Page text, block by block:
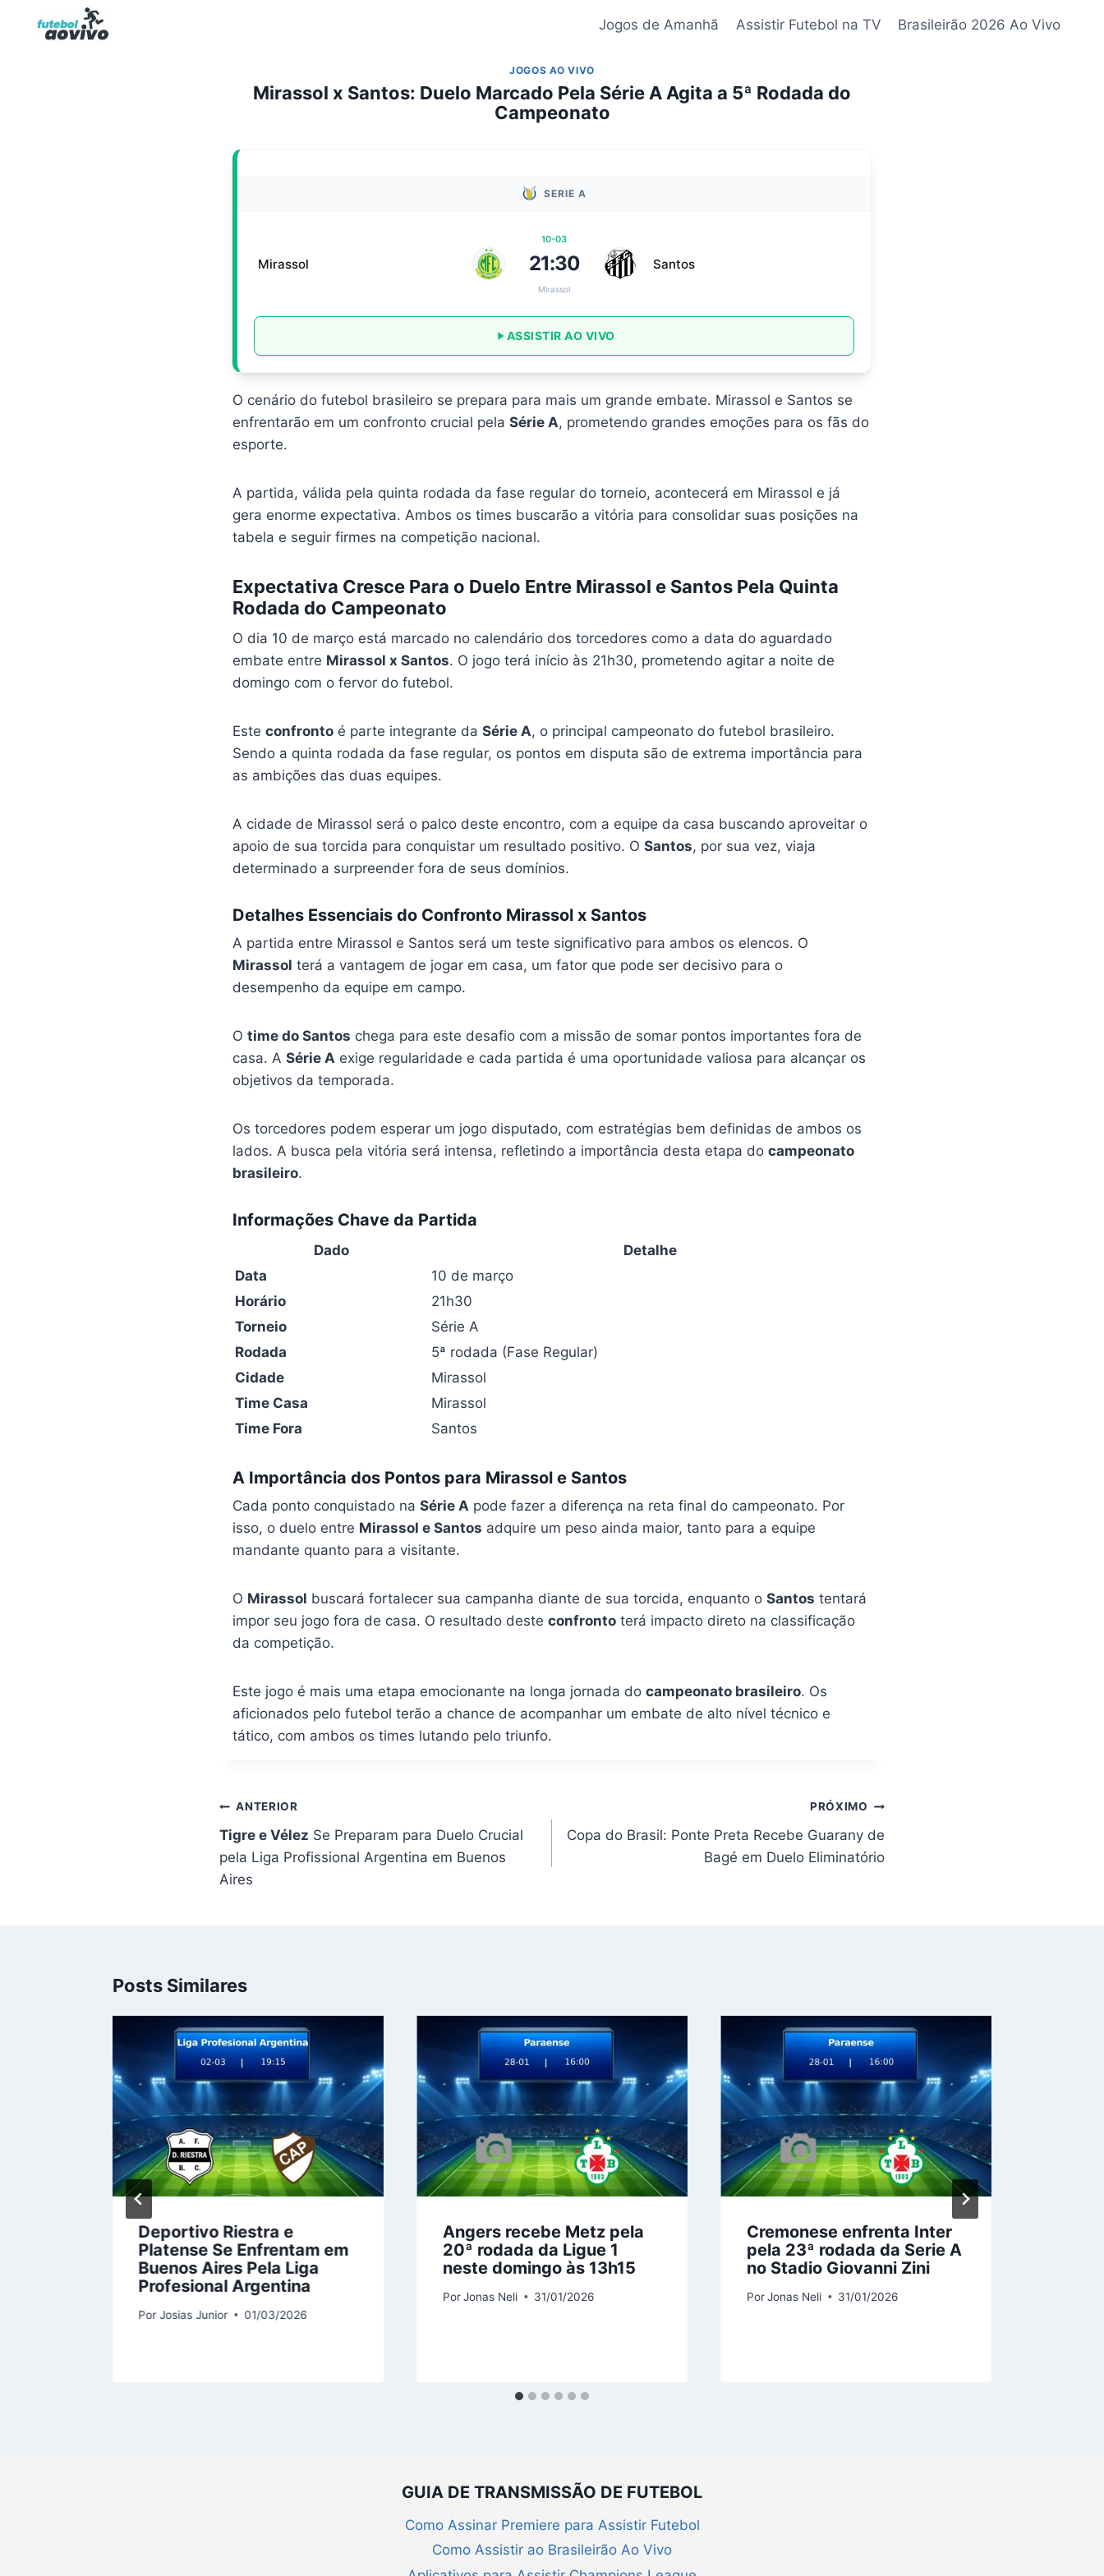
Jogos de Amanhã Assistir Futebol na TV Brasileirão 2026 Ao Vivo
JOGOS AO VIVO
Mirassol x Santos: Duelo Marcado Pela Série A Agita a 5ª Rodada do
Campeonato
SERIE A
Mirassol
10-03
21:30
Mirassol
Santos
ASSISTIR AO VIVO
O cenário do futebol brasileiro se prepara para mais um grande embate. Mirassol e Santos se
enfrentarão em um confronto crucial pela Série A, prometendo grandes emoções para os fãs do
esporte.
A partida, válida pela quinta rodada da fase regular do torneio, acontecerá em Mirassol e já
gera enorme expectativa. Ambos os times buscarão a vitória para consolidar suas posições na
tabela e seguir firmes na competição nacional.
Expectativa Cresce Para o Duelo Entre Mirassol e Santos Pela Quinta
Rodada do Campeonato
O dia 10 de março está marcado no calendário dos torcedores como a data do aguardado
embate entre Mirassol x Santos. O jogo terá início às 21h30, prometendo agitar a noite de
domingo com o fervor do futebol.
Este confrontoé parte integrante da Série A, o principal campeonato do futebol brasileiro.
Sendo a quinta rodada da fase regular, os pontos em disputa são de extrema importância para
as ambições das duas equipes.
A cidade de Mirassol será o palco deste encontro, com a equipe da casa buscando aproveitar o
apoio de sua torcida para conquistar um resultado positivo. O Santos, por sua vez, viaja
determinado a surpreender fora de seus domínios.
Detalhes Essenciais do Confronto Mirassol x Santos
A partida entre Mirassol e Santos será um teste significativo para ambos os elencos. O
Mirassol terá a vantagem de jogar em casa, um fator que pode ser decisivo para o
desempenho da equipe em campo.
O time do Santos chega para este desafio com a missão de somar pontos importantes fora de
casa. A Série A exige regularidade e cada partida é uma oportunidade valiosa para alcançar os
objetivos da temporada.
Os torcedores podem esperar um jogo disputado, com estratégias bem definidas de ambos os
lados. A busca pela vitória será intensa, refletindo a importância desta etapa do campeonato
brasileiro.
Informações Chave da Partida
Dado
Detalhe
Data
10 de março
Horário
21h30
Torneio
Série A
Rodada
5ª rodada (Fase Regular)
Cidade
Mirassol
Time Casa
Mirassol
Time Fora
Santos
A Importância dos Pontos para Mirassol e Santos
Cada ponto conquistado na Série A pode fazer a diferença na reta final do campeonato. Por
isso, o duelo entre Mirassol e Santos adquire um peso ainda maior, tanto para a equipe
mandante quanto para a visitante.
O Mirassol buscará fortalecer sua campanha diante de sua torcida, enquanto o Santos tentará
impor seu jogo fora de casa. O resultado deste confrontoterá impacto direto na classificação
da competição.
Este jogo é mais uma etapa emocionante na longa jornada do campeonato brasileiro. Os
aficionados pelo futebol terão a chance de acompanhar um embate de alto nível técnico e
tático, com ambos os times lutando pelo triunfo.
Navegação
de
Post
ANTERIOR
Tigre e Vélez Se Preparam para Duelo Crucial
pela Liga Profissional Argentina em Buenos
Aires
PRÓXIMO
Copa do Brasil: Ponte Preta Recebe Guarany de
Bagé em Duelo Eliminatório
Posts Similares
Deportivo Riestra e
Platense Se Enfrentam em
Buenos Aires Pela Liga
Profesional Argentina
PorJosias Junior 01/03/2026
Angers recebe Metz pela
20ª rodada da Ligue 1
neste domingo às 13h15
PorJonas Neli 31/01/2026
Cremonese enfrenta Inter
pela 23ª rodada da Serie A
no Stadio Giovanni Zini
Por Jonas Neli 31/01/2026
GUIA DE TRANSMISSÃO DE FUTEBOL
Como Assinar Premiere para Assistir Futebol
Como Assistir ao Brasileirão Ao Vivo